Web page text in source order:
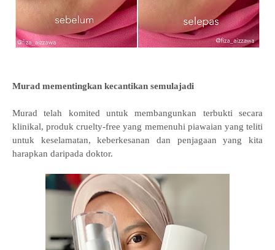
Murad mementingkan kecantikan semulajadi
Murad telah komited untuk membangunkan terbukti secara
klinikal, produk cruelty-free yang memenuhi piawaian yang teliti
untuk keselamatan, keberkesanan dan penjagaan yang kita
harapkan daripada doktor.